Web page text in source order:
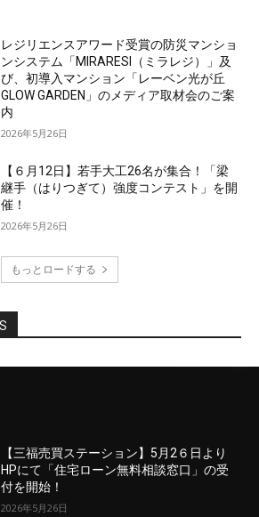
【三福売買ステーション】5月2６日より
HPにて「住宅ローン無料相談窓口」の受
付を開始！
2026年5月26日